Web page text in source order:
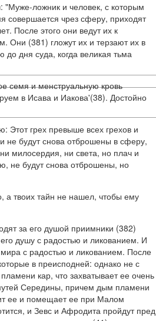
"Муже-ложник и человек, с которым
совершается чрез сферу, приходят
После этого они ведут их к
(381) гложут их и терзают их в
до дня суда, когда великая тьма
семя и менструальную кровь
в Исава и Иакова'(38). Достойно
Этот грех превыше всех грехов и
не будут снова отброшены в сферу,
милосердия, ни света, но плач и
не будут снова отброшены, но
а твоих тайн не нашел, чтобы ему
за его душой приимники (382)
душу с радостью и ликованием. И
с радостью и ликованием. После
в преисподней: однако не с
кар, что захватывает ее очень
Середины, причем дым пламени
ее и помещает ее при Малом
и Зевс и Афродита пройдут пред